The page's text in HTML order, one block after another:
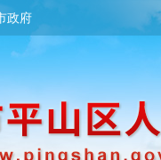
政府